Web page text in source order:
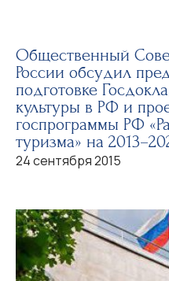
Общественный
России обсудил
подготовке
культуры в РФ и
госпрограммы РФ
туризма» на
24 сентября 2015